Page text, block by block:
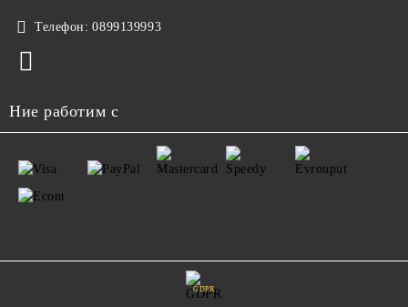
Телефон: 0899139993
Ние работим с
GDPR